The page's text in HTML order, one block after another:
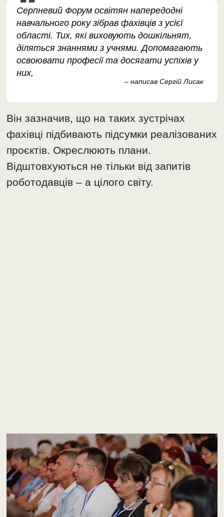
Серпневий Форум освітян напередодні
навчального року зібрав фахівців з усієї
області. Тих, які виховують дошкільнят,
діляться знаннями з учнями. Допомагають
освоювати професії та досягати успіхів у
них,
– написав Сергій Лисак
Він зазначив, що на таких зустрічах
фахівці підбивають підсумки реалізованих
проєктів. Окреслюють плани.
Відштовхуються не тільки від запитів
роботодавців – а цілого світу.